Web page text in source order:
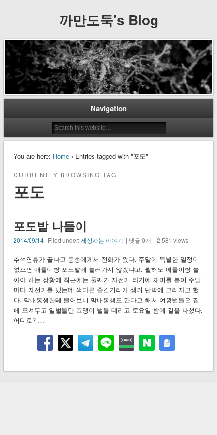
까만도둑's Blog
Navigation
You are here: Home› Entries tagged with "포도"
CURRENTLY BROWSING TAG
포도
포도밭 나들이
2014/09/14| Filed under:세상사는 이야기 | 댓글 0개 | 2,581 views
추석연휴가 끝나고 동생에게서 전화가 왔다. 주말에 특별한 일정이
없으면 애들이랑 포도밭에 놀러가지 않겠냐고. 뭘해도 애들이랑 놀
아야 하는 상황에 최근에는 둘째가 자전거 타기에 재미를 붙여 주말
마다 자전거를 탔는데 색다른 즐길거리가 생겨 단박에 그러자고 했
다. 막내동생한테 물어보니 막내동생도 간다고 해서 여왕벌들은 집
에 모셔두고 일벌들만 꼬맹이 벌들 데리고 토요일 밤에 길을 나섰다.
어디로? …